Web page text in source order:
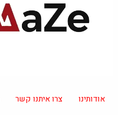
אודותינו צרו איתנו קשר